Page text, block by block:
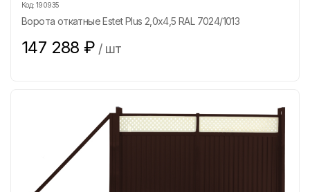
Код: 190935
Ворота откатные Estet Plus 2,0х4,5 RAL 7024/1013
147 288 ₽ / шт